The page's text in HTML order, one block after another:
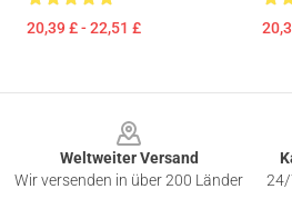
20,39 £ - 22,51 £
Weltweiter Versand
Wir versenden in über 200 Länder
24/